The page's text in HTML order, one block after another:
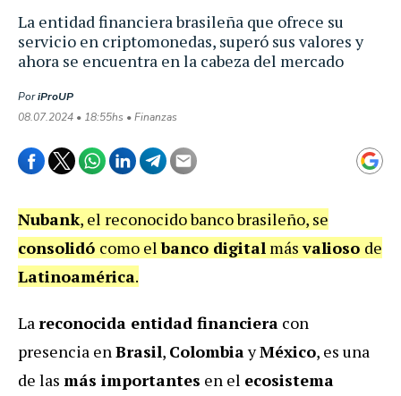
La entidad financiera brasileña que ofrece su
servicio en criptomonedas, superó sus valores y
ahora se encuentra en la cabeza del mercado
PoriProUP
08.07.2024 • 18:55hs • Finanzas
Nubank, el reconocido banco brasileño, se
consolidó como elbanco digital másvalioso de
Latinoamérica.
La reconocida entidad financiera con
presencia en Brasil, ColombiayMéxico, es una
de las más importantes en el ecosistema